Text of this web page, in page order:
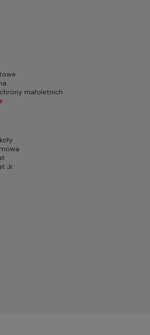
małoletnich
Jr